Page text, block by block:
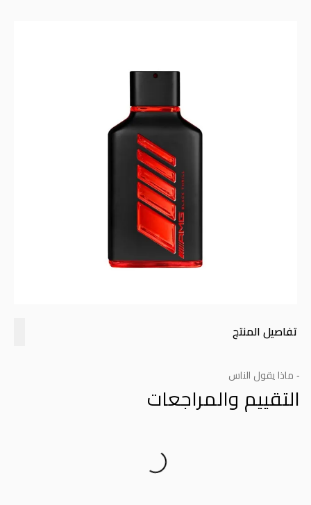
تفاصيل المنتج
- ماذا يقول الناس
التقييم والمراجعات